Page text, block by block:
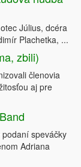
Július, dcéra
Plachetka, ...
zbili)
členovia
aj pre
speváčky
Adriana